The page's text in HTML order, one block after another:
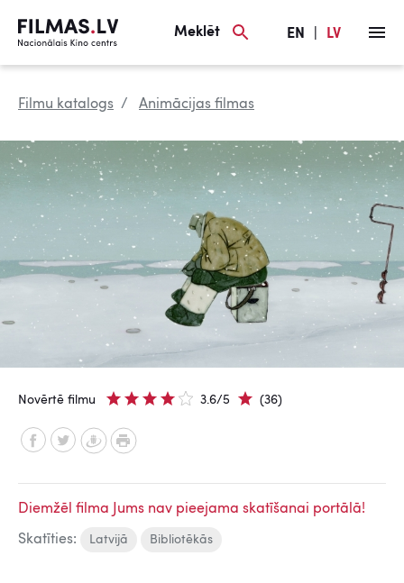
Meklēt EN LV
Filmu katalogs Animācijas filmas
Novērtē filmu 3.6/5 (36)
Diemžēl filma Jums nav pieejama skatīšanai portālā!
Skatīties: Latvijā Bibliotēkās